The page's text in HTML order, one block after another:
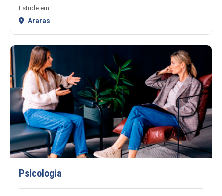
Estude em
Araras
Psicologia